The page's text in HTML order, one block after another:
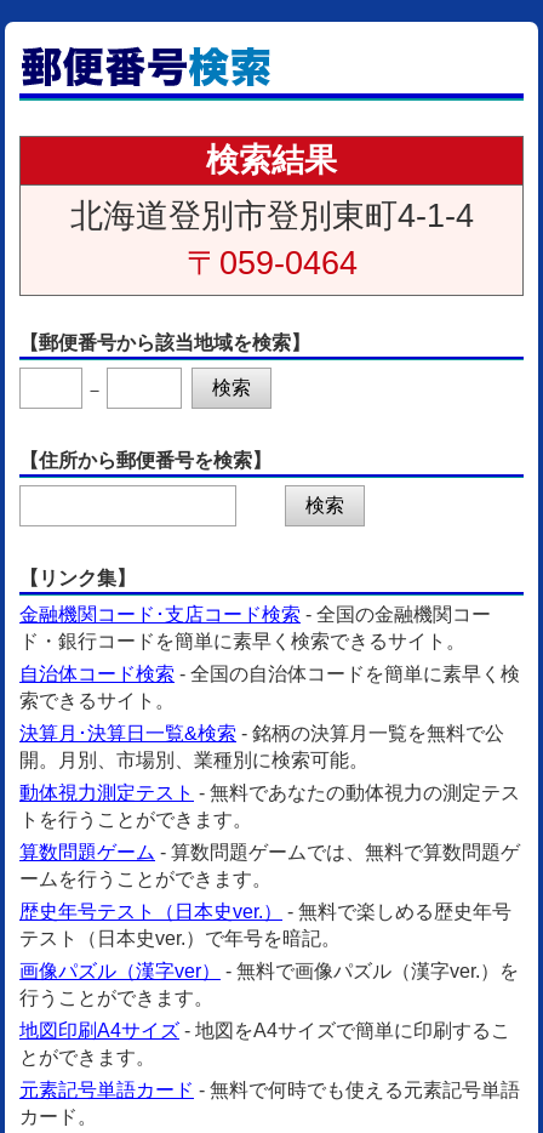
検索結果
北海道登別市登別東町4-1-4
〒059-0464
【郵便番号から該当地域を検索】
－
【住所から郵便番号を検索】
【リンク集】
金融機関コード･支店コード検索 - 全国の金融機関コー
ド・銀行コードを簡単に素早く検索できるサイト。
自治体コード検索 - 全国の自治体コードを簡単に素早く検
索できるサイト。
決算月･決算日一覧&検索 - 銘柄の決算月一覧を無料で公
開。月別、市場別、業種別に検索可能。
動体視力測定テスト - 無料であなたの動体視力の測定テス
トを行うことができます。
算数問題ゲーム - 算数問題ゲームでは、無料で算数問題ゲ
ームを行うことができます。
歴史年号テスト（日本史ver.）
- 無料で楽しめる歴史年号
テスト（日本史ver.）で年号を暗記。
画像パズル（漢字ver）
- 無料で画像パズル（漢字ver.）を
行うことができます。
地図印刷A4サイズ - 地図をA4サイズで簡単に印刷するこ
とができます。
元素記号単語カード - 無料で何時でも使える元素記号単語
カード。